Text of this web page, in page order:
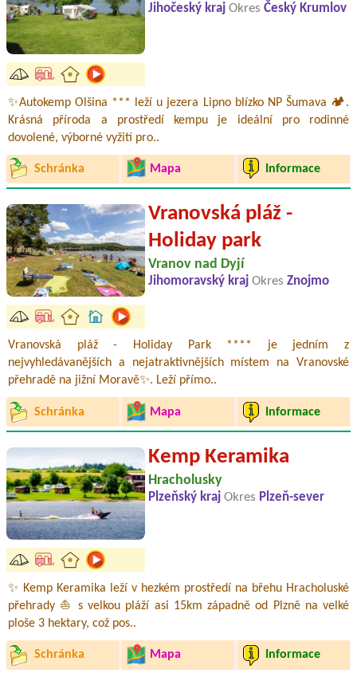
Jihočeský kraj Okres Český Krumlov
✨Autokemp Olšina *** leží u jezera Lipno blízko NP Šumava 🏕️.
Krásná příroda a prostředí kempu je ideální pro rodinné
dovolené, výborné vyžití pro..
Schránka Mapa Informace
Vranovská pláž -
Holiday park
Vranov nad Dyjí
Jihomoravský kraj Okres Znojmo
Vranovská pláž - Holiday Park **** je jedním z
nejvyhledávanějších a nejatraktivnějších místem na Vranovské
přehradě na jižní Moravě✨. Leží přímo..
Schránka Mapa Informace
Kemp Keramika
Hracholusky
Plzeňský kraj Okres Plzeň-sever
✨ Kemp Keramika leží v hezkém prostředí na břehu Hracholuské
přehrady ⛵ s velkou pláží asi 15km západně od Plzně na velké
ploše 3 hektary, což pos..
Schránka Mapa Informace